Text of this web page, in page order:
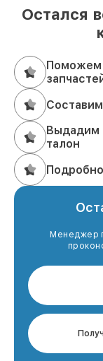
Остался
Поможем
Выдадим
талон
Менеджер